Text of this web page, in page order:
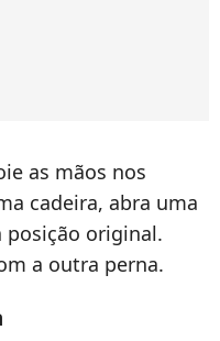
as mãos nos
cadeira, abra uma
posição original.
a outra perna.